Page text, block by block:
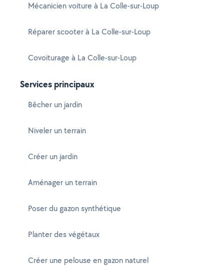
Mécanicien voiture à La Colle-sur-Loup
Réparer scooter à La Colle-sur-Loup
Covoiturage à La Colle-sur-Loup
Services principaux
Bêcher un jardin
Niveler un terrain
Créer un jardin
Aménager un terrain
Poser du gazon synthétique
Planter des végétaux
Créer une pelouse en gazon naturel